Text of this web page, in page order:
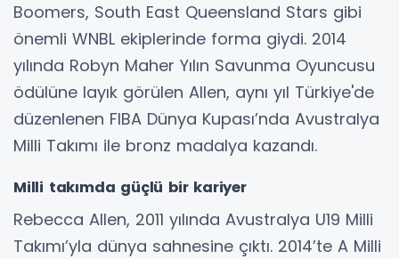
Boomers, South East Queensland Stars gibi
önemli WNBL ekiplerinde forma giydi. 2014
yılında Robyn Maher Yılın Savunma Oyuncusu
ödülüne layık görülen Allen, aynı yıl Türkiye'de
düzenlenen FIBA Dünya Kupası’nda Avustralya
Milli Takımı ile bronz madalya kazandı.
Milli takımda güçlü bir kariyer
Rebecca Allen, 2011 yılında Avustralya U19 Milli
Takımı’yla dünya sahnesine çıktı. 2014’te A Milli